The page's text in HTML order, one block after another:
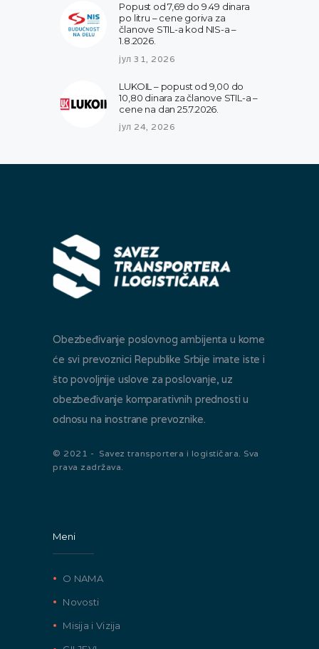
Popust od 7,69 do 9.49 dinara
po litru – cene goriva za
članove STIL-a kod NIS-a –
1.8.2026.
јул 31, 2026
LUKOIL – popust od 9,00 do
10,80 dinara za članove STIL-a –
cene na dan 25.7.2026.
јул 24, 2026
Obezbeđivanje poslovnog ambijenta u kome
će svi prevoznici Republike Srbije imate iste i
što povoljnije uslove za poslovanje, uz
obezbeđivanje komparativnih prednosti u
odnosu na inostrane prevoznike.
© 2021 - Savez transportera i logističara. Sva
prava zadržava.
Meni
O NAMA
Novosti
Misija i Vizija